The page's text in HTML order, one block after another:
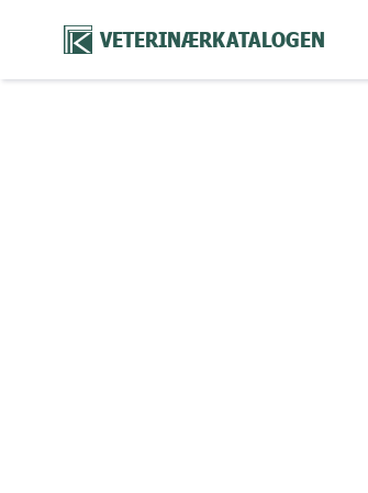
VETERINÆRKATALOGEN